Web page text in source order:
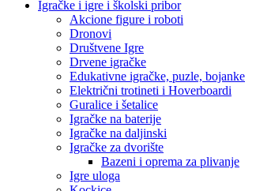
Igračke i igre i školski pribor
Akcione figure i roboti
Dronovi
Društvene Igre
Drvene igračke
Edukativne igračke, puzle, bojanke
Električni trotineti i Hoverboardi
Guralice i šetalice
Igračke na baterije
Igračke na daljinski
‎Igračke za dvorište
Bazeni i oprema za plivanje
Igre uloga